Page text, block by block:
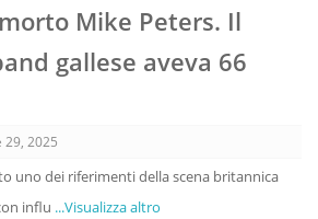
Mike Peters. Il
gallese aveva 66
29, 2025
uno dei riferimenti della scena britannica
influ ...Visualizza altro